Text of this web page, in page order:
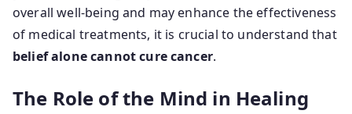
overall well-being and may enhance the effectiveness
of medical treatments, it is crucial to understand that
belief alone cannot cure cancer.
The Role of the Mind in Healing